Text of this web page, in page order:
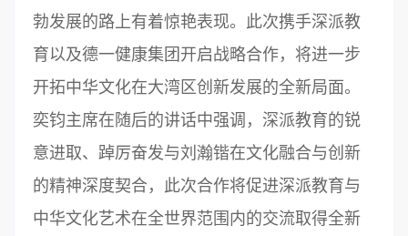
勃发展的路上有着惊艳表现。此次携手深派教
育以及德一健康集团开启战略合作，将进一步
开拓中华文化在大湾区创新发展的全新局面。
奕钧主席在随后的讲话中强调，深派教育的锐
意进取、踔厉奋发与刘瀚锴在文化融合与创新
的精神深度契合，此次合作将促进深派教育与
中华文化艺术在全世界范围内的交流取得全新